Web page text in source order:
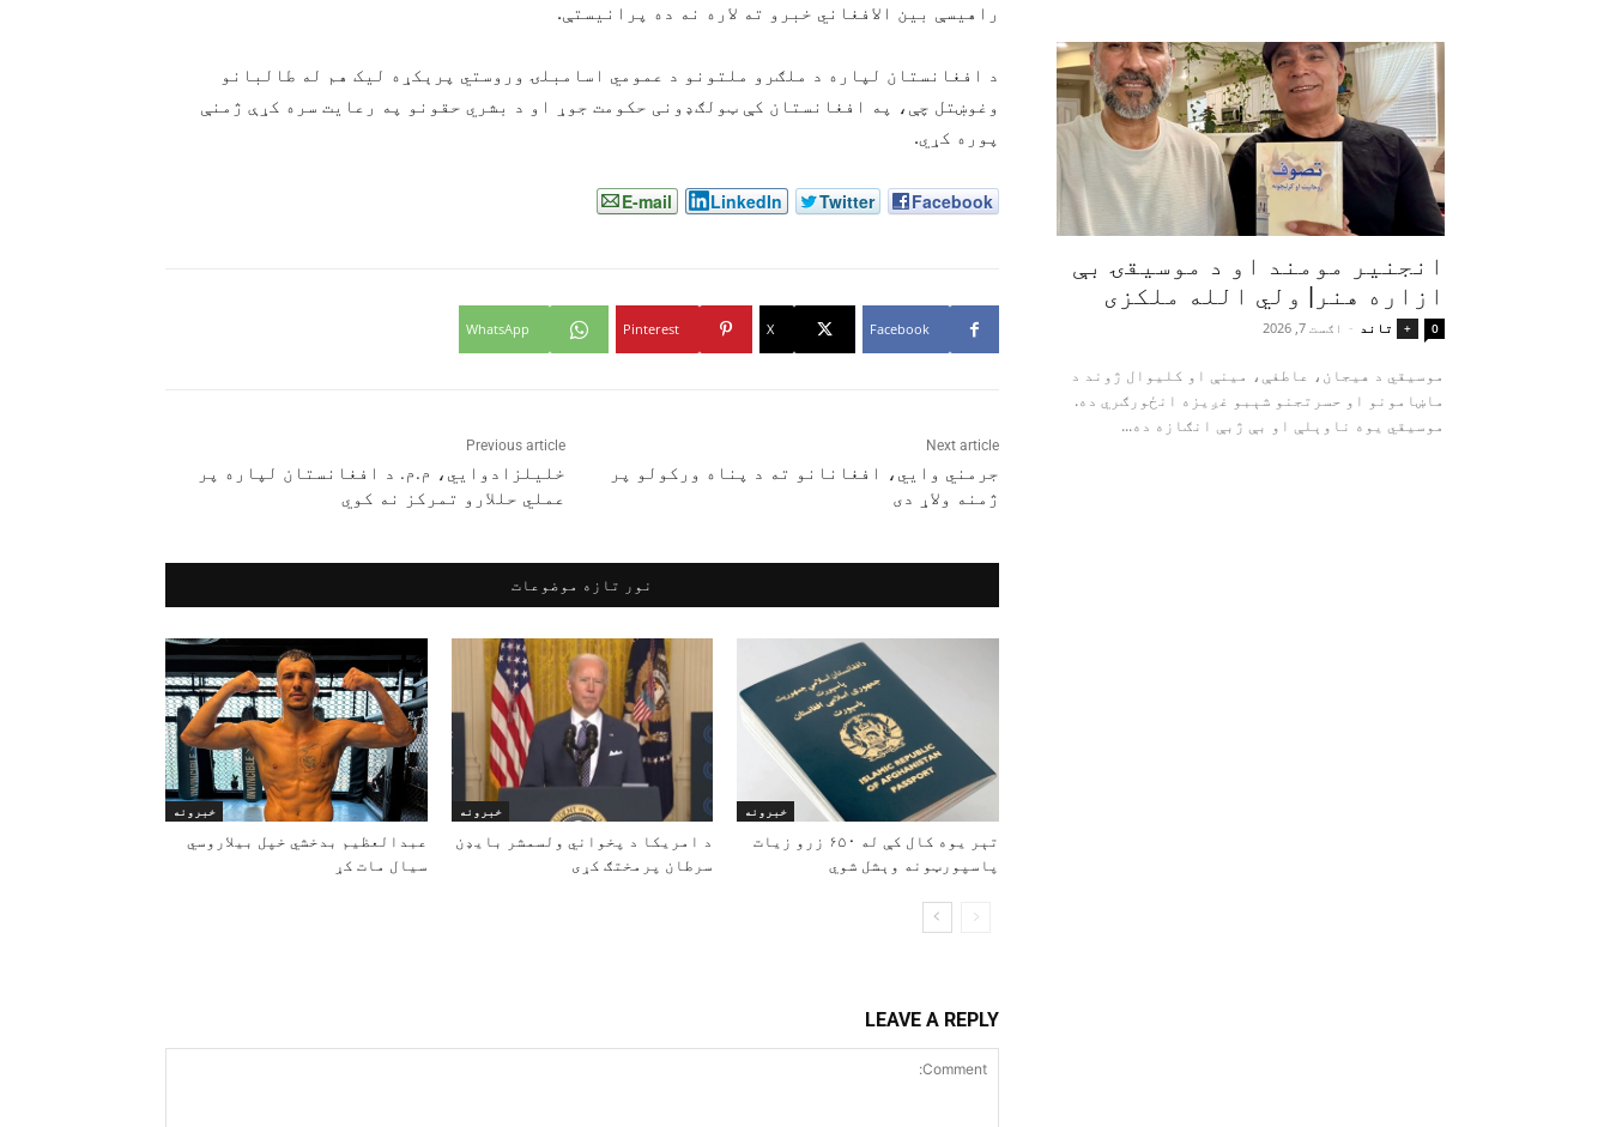
راهیسې بین الافغاني خبرو ته لاره نه ده پرانیستې.
د افغانستان لپاره د ملګرو ملتونو د عمومي اسامبلۍ وروستي پرېکړه لیک هم له طالبانو
وغوښتل چې، په افغانستان کې ټولګډونی حکومت جوړ او د بشري حقونو په رعایت سره کړې ژمنې
پوره کړي.
Facebook
Twitter
LinkedIn
E-mail
Facebook
X
Pinterest
WhatsApp
Previous article
خلیلزادوايي، م.م. د افغانستان لپاره پر
عملي حللارو تمرکز نه کوي
Next article
جرمني وايي، افغانانو ته د پناه ورکولو پر
ژمنه ولاړ دی
نور تازه موضوعات
خبرونه
تېر یوه کال کې له ۶۵۰ زرو زیات
پاسپورټونه وېشل شوي
خبرونه
د امریکا د پخواني ولسمشر بایډن
سرطان پرمختګ کړی
خبرونه
عبدالعظیم بدخشي خپل بیلاروسي
سیال مات کړ
LEAVE A REPLY
انجنیر مومند او د موسیقۍ بې‌
ازاره هنر| ولي الله ملکزی
+ تاند - اګست 7, 2026 0
موسیقي د هیجان، عاطفې، مینې او کلیوال ژوند د
ماښامونو او حسرتجنو شېبو غږیزه انځورګري ده.
موسیقي یوه ناوېلې او بې‌ ژبې انګازه ده...